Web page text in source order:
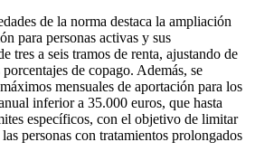
de la norma destaca la ampliación
para personas activas y sus
tres a seis tramos de renta, ajustando de
de copago. Además, se
mensuales de aportación para los
inferior a 35.000 euros, que hasta
específicos, con el objetivo de limitar
personas con tratamientos prolongados